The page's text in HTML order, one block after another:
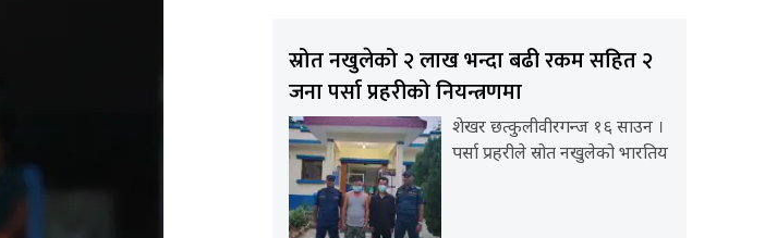
स्रोत नखुलेको २ लाख भन्दा बढी रकम सहित २
जना पर्सा प्रहरीको नियन्त्रणमा
शेखर छत्कुलीवीरगन्ज १६ साउन ।
पर्सा प्रहरीले स्रोत नखुलेको भारतिय